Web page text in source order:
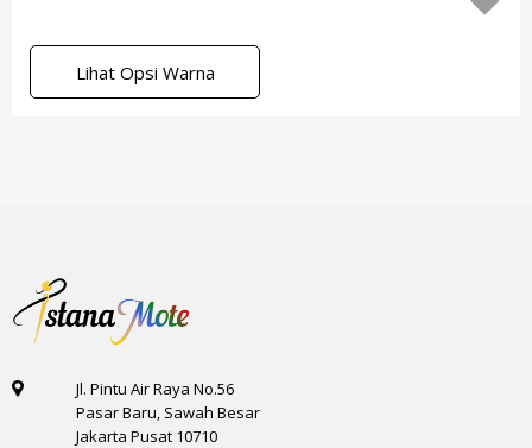
Lihat Opsi Warna
Jl. Pintu Air Raya No.56
Pasar Baru, Sawah Besar
Jakarta Pusat 10710